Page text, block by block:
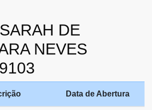
DE
NEVES
Data de Abertura